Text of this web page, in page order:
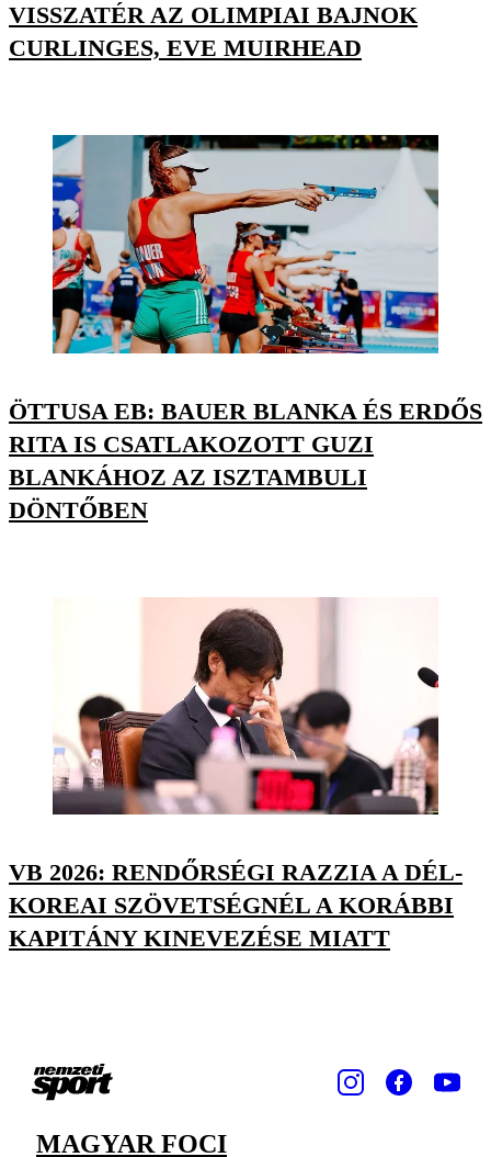
VISSZATÉR AZ OLIMPIAI BAJNOK
CURLINGES, EVE MUIRHEAD
ÖTTUSA EB: BAUER BLANKA ÉS ERDŐS
RITA IS CSATLAKOZOTT GUZI
BLANKÁHOZ AZ ISZTAMBULI
DÖNTŐBEN
VB 2026: RENDŐRSÉGI RAZZIA A DÉL-
KOREAI SZÖVETSÉGNÉL A KORÁBBI
KAPITÁNY KINEVEZÉSE MIATT
MAGYAR FOCI